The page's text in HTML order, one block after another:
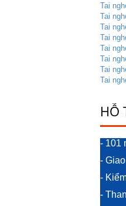
Tai
Tai
Tai
Tai
Tai
Tai
Tai
Tai
HỖ
- 101
-
-
-